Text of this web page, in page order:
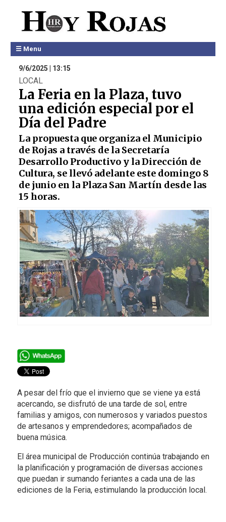
☰ Menu
9/6/2025 | 13:15
LOCAL
La Feria en la Plaza, tuvo
una edición especial por el
Día del Padre
La propuesta que organiza el Municipio
de Rojas a través de la Secretaría
Desarrollo Productivo y la Dirección de
Cultura, se llevó adelante este domingo 8
de junio en la Plaza San Martín desde las
15 horas.
A pesar del frío que el invierno que se viene ya está
acercando, se disfrutó de una tarde de sol, entre
familias y amigos, con numerosos y variados puestos
de artesanos y emprendedores; acompañados de
buena música.
El área municipal de Producción continúa trabajando en
la planificación y programación de diversas acciones
que puedan ir sumando feriantes a cada una de las
ediciones de la Feria, estimulando la producción local.